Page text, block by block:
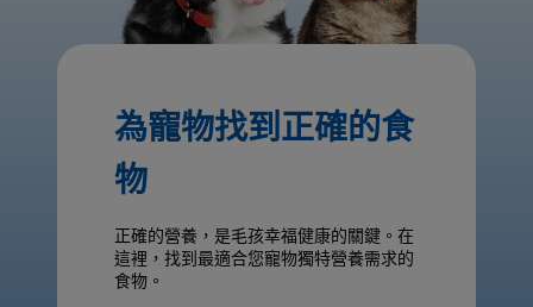
為寵物找到正確的食
物
正確的營養，是毛孩幸福健康的關鍵。在
這裡，找到最適合您寵物獨特營養需求的
食物。